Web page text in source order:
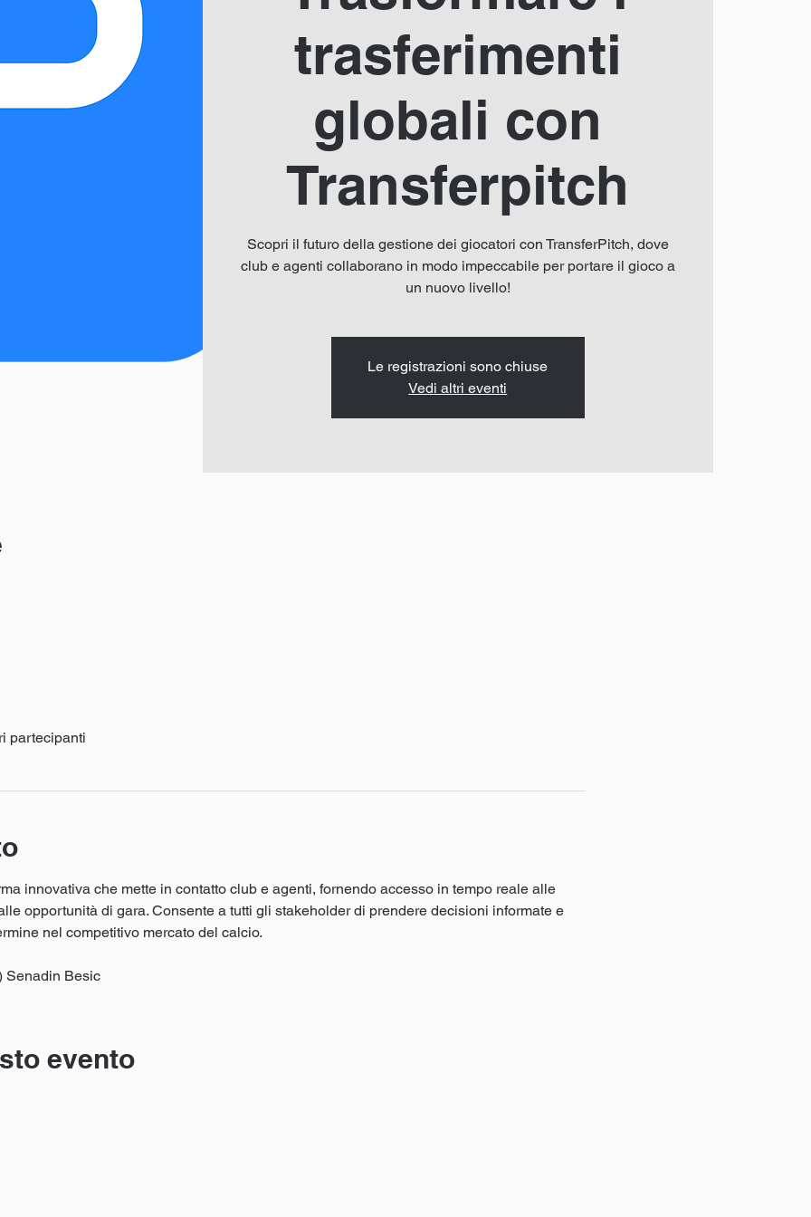
trasferimenti
globali con
Transferpitch
Scopri il futuro della gestione dei giocatori con TransferPitch, dove
club e agenti collaborano in modo impeccabile per portare il gioco a
un nuovo livello!
Le registrazioni sono chiuse
Vedi altri eventi
partecipanti
innovativa che mette in contatto club e agenti, fornendo accesso in tempo reale alle
opportunità di gara. Consente a tutti gli stakeholder di prendere decisioni informate e
nel competitivo mercato del calcio.
Senadin Besic
evento